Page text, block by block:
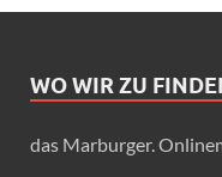
WO WIR ZU
das Marburger.